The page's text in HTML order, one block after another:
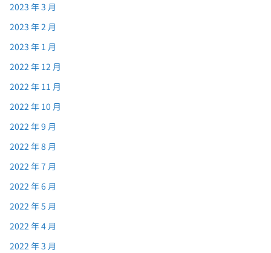
2023 年 3 月
2023 年 2 月
2023 年 1 月
2022 年 12 月
2022 年 11 月
2022 年 10 月
2022 年 9 月
2022 年 8 月
2022 年 7 月
2022 年 6 月
2022 年 5 月
2022 年 4 月
2022 年 3 月